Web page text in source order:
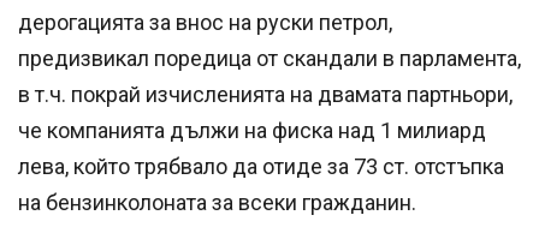
дерогацията за внос на руски петрол,
предизвикал поредица от скандали в парламента,
в т.ч. покрай изчисленията на двамата партньори,
че компанията дължи на фиска над 1 милиард
лева, който трябвало да отиде за 73 ст. отстъпка
на бензинколоната за всеки гражданин.